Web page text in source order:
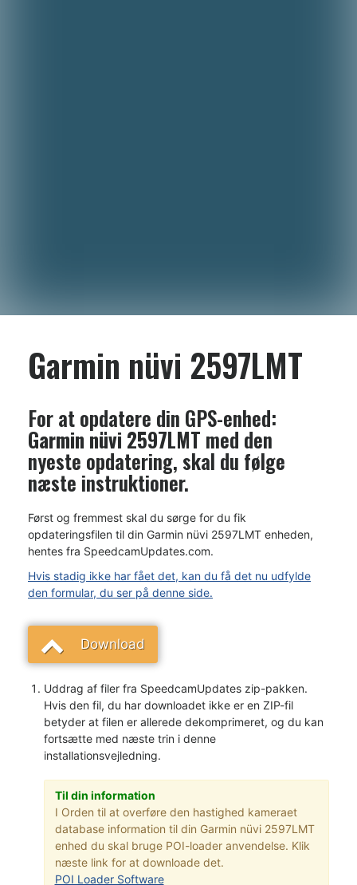
Garmin nüvi 2597LMT
For at opdatere din GPS-enhed:
Garmin nüvi 2597LMT med den
nyeste opdatering, skal du følge
næste instruktioner.
Først og fremmest skal du sørge for du fik
opdateringsfilen til din Garmin nüvi 2597LMT enheden,
hentes fra SpeedcamUpdates.com.
Hvis stadig ikke har fået det, kan du få det nu udfylde
den formular, du ser på denne side.
Download
Uddrag af filer fra SpeedcamUpdates zip-pakken.
Hvis den fil, du har downloadet ikke er en ZIP-fil
betyder at filen er allerede dekomprimeret, og du kan
fortsætte med næste trin i denne
installationsvejledning.
Til din information
I Orden til at overføre den hastighed kameraet
database information til din Garmin nüvi 2597LMT
enhed du skal bruge POI-loader anvendelse. Klik
næste link for at downloade det.
POI Loader Software